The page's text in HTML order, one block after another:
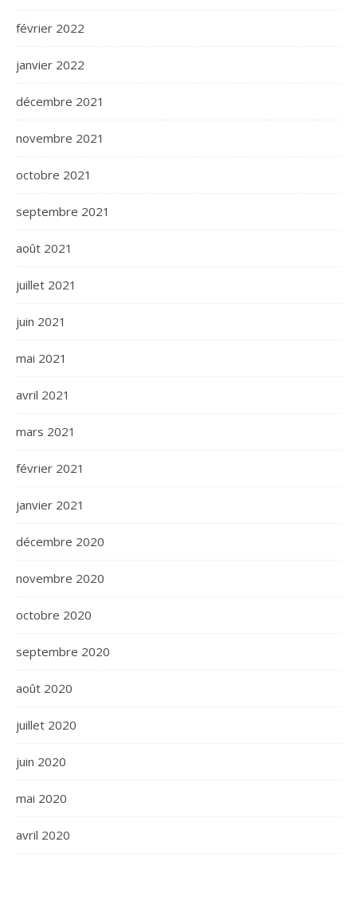
février 2022
janvier 2022
décembre 2021
novembre 2021
octobre 2021
septembre 2021
août 2021
juillet 2021
juin 2021
mai 2021
avril 2021
mars 2021
février 2021
janvier 2021
décembre 2020
novembre 2020
octobre 2020
septembre 2020
août 2020
juillet 2020
juin 2020
mai 2020
avril 2020